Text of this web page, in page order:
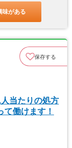
味がある
保存する
当たりの処方
働けます！